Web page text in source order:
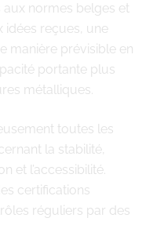
normes belges et
idées reçues, une
manière prévisible en
portante plus
métalliques.
toutes les
la stabilité,
et l’accessibilité.
certifications
réguliers par des